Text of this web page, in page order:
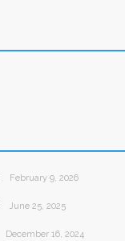
February 9, 2026
June 25, 2025
December 16, 2024